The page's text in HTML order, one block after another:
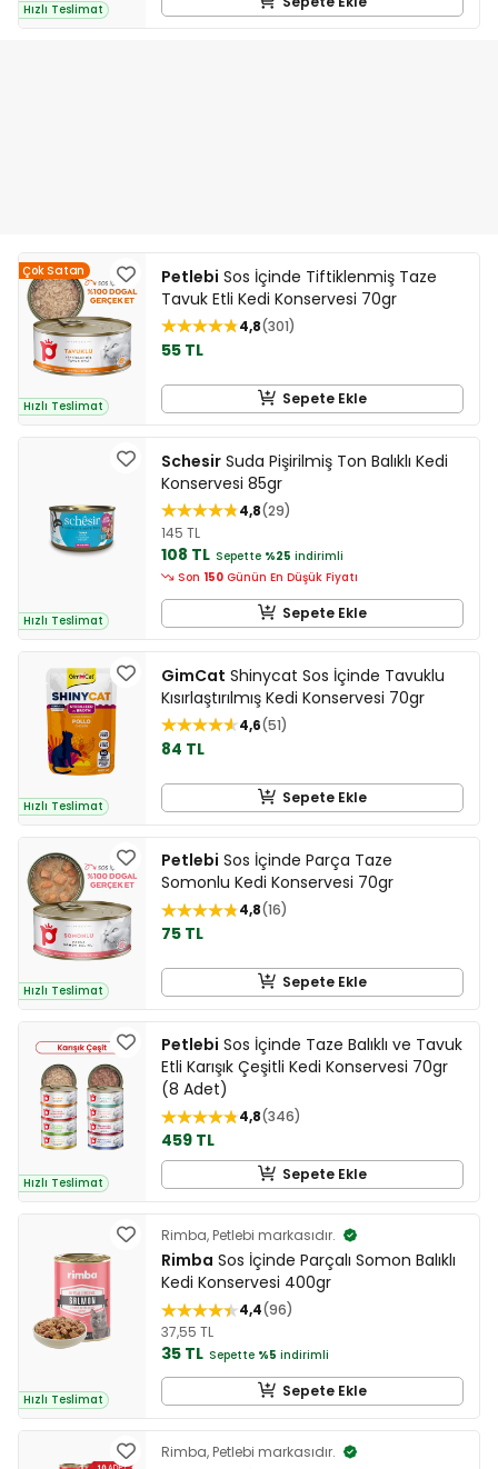
Hızlı Teslimat
Çok Satan
Hızlı Teslimat
Petlebi Sos İçinde Tiftiklenmiş Taze
Tavuk Etli Kedi Konservesi 70gr
4,8 301
55 TL
Sepete Ekle
Hızlı Teslimat
Schesir Suda Pişirilmiş Ton Balıklı Kedi
Konservesi 85gr
4,8 29
145 TL
108 TL Sepette %25 indirimli
Son 150 Günün En Düşük Fiyatı
Sepete Ekle
Hızlı Teslimat
GimCat Shinycat Sos İçinde Tavuklu
Kısırlaştırılmış Kedi Konservesi 70gr
4,6 51
84 TL
Sepete Ekle
Hızlı Teslimat
Petlebi Sos İçinde Parça Taze
Somonlu Kedi Konservesi 70gr
4,8 16
75 TL
Sepete Ekle
Hızlı Teslimat
Petlebi Sos İçinde Taze Balıklı ve Tavuk
Etli Karışık Çeşitli Kedi Konservesi 70gr
(8 Adet)
4,8 346
459 TL
Sepete Ekle
Hızlı Teslimat
Rimba, Petlebi markasıdır.
Rimba Sos İçinde Parçalı Somon Balıklı
Kedi Konservesi 400gr
4,4 96
37,55 TL
35 TL Sepette %5 indirimli
Sepete Ekle
Rimba, Petlebi markasıdır.